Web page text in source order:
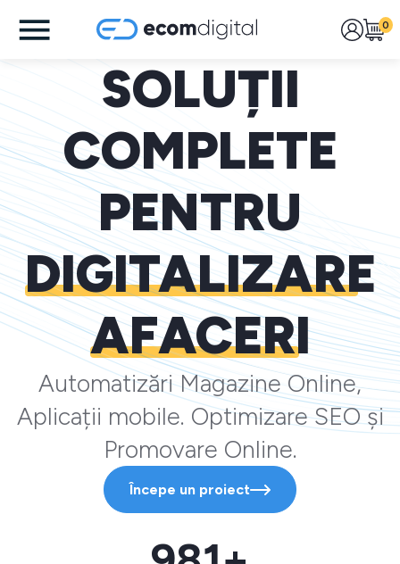
0
SOLUȚII
COMPLETE
PENTRU
DIGITALIZARE
AFACERI
Automatizări Magazine Online,
Aplicații mobile. Optimizare SEO și
Promovare Online.
Începe un proiect